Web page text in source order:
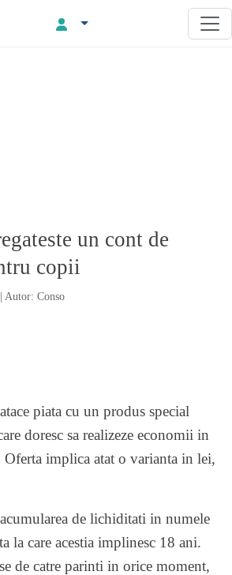
un cont de
copii
| Autor: Conso
piata cu un produs special
doresc sa realizeze economii in
implica atat o varianta in lei,
de lichiditati in numele
la care acestia implinesc 18 ani.
de catre parinti in orice moment,